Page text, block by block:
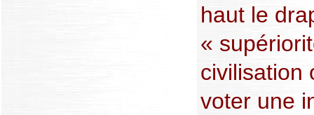
haut le
«
civilisation
voter une